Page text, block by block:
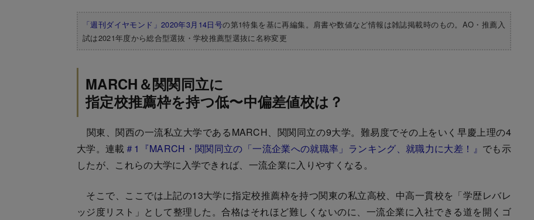
「週刊ダイヤモンド」2020年3月14日号の第1特集を基に再編集。肩書や数値など情報は雑誌掲載時のもの。AO・推薦入
試は2021年度から総合型選抜・学校推薦型選抜に名称変更
MARCH＆関関同立に
指定校推薦枠を持つ低〜中偏差値校は？
関東、関西の一流私立大学であるMARCH、関関同立の9大学。難易度でその上をいく早慶上理の4
大学。連載 ＃1『MARCH・関関同立の「一流企業への就職率」ランキング、就職力に大差！』 でも示
したが、これらの大学に入学できれば、一流企業に入りやすくなる。
そこで、ここでは上記の13大学に指定校推薦枠を持つ関東の私立高校、中高一貫校を「学歴レバレ
ッジ度リスト」として整理した。合格はそれほど難しくないのに、一流企業に入社できる道を開くゴ